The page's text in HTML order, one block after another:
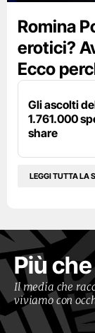
Romina
erotici?
Ecco
Gli ascolti
1.761.000
share
LEGGI TUTTA LA
Più
Il media che
viviamo con